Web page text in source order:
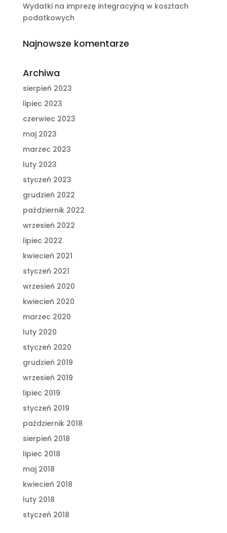
Wydatki na imprezę integracyjną w kosztach
podatkowych
Najnowsze komentarze
Archiwa
sierpień 2023
lipiec 2023
czerwiec 2023
maj 2023
marzec 2023
luty 2023
styczeń 2023
grudzień 2022
październik 2022
wrzesień 2022
lipiec 2022
kwiecień 2021
styczeń 2021
wrzesień 2020
kwiecień 2020
marzec 2020
luty 2020
styczeń 2020
grudzień 2019
wrzesień 2019
lipiec 2019
styczeń 2019
październik 2018
sierpień 2018
lipiec 2018
maj 2018
kwiecień 2018
luty 2018
styczeń 2018